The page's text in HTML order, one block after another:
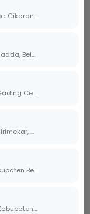
Jl. Raya Imam Bonjol No.21, Telagamurni, Kec. Cikarang Barat, Bekasi Jawa Barat 17530.
Jl. Topoka, Tanamanai, Belopa, Tampumia Radda, Belopa, Kabupaten Luwu, Sulawesi Selatan 91994
Jl. Pangeran Natadirja No.103, Jl. Gedang, Gading Cemp., Kota Bengkulu, Bengkulu 38226
Jl. Raya Mayor Oking Jaya Atmaja No.102, Cirimekar, Kec. Cibinong, Kabupaten Bogor, Jawa Barat 16918
Jl. Mahoni 1 No.1, Serang, Cikarang Sel., Kabupaten Bekasi, Jawa Barat 17530
Jl. Fatahillah No.46, Setu Kulon, Kec. Weru, Kabupaten Cirebon, Jawa Barat 45154
matic
160.
mulai dari
ini hanya